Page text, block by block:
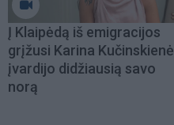
Į Klaipėdą iš emigracijos
grįžusi Karina Kučinskienė
įvardijo didžiausią savo
norą